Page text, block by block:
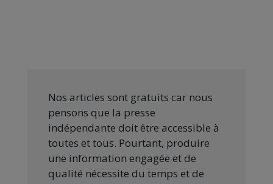
Nos articles sont gratuits car nous
pensons que la presse
indépendante doit être accessible à
toutes et tous. Pourtant, produire
une information engagée et de
qualité nécessite du temps et de